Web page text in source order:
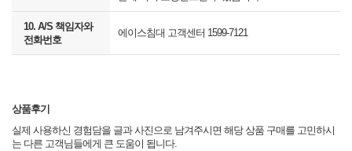
10. A/S 책임자와
전화번호
에이스침대 고객센터 1599-7121
상품후기
실제 사용하신 경험담을 글과 사진으로 남겨주시면 해당 상품 구매를 고민하시
는 다른 고객님들에게 큰 도움이 됩니다.